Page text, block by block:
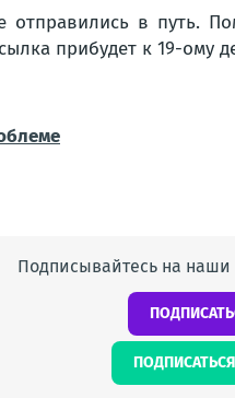
в путь.
прибудет к 19-ому
Подписывайтесь на
ПОДПИСАТЬСЯ